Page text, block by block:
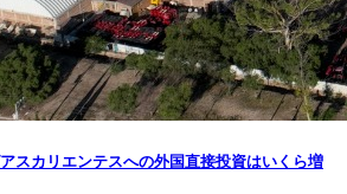
スカリエンテスへの外国直接投資はいくら増